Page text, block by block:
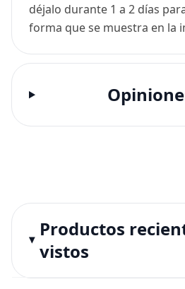
déjalo durante 1 a 2 días
forma que se muestra en la
Productos
vistos